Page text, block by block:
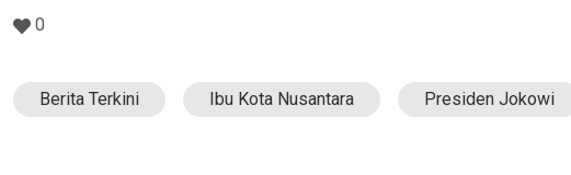
0
Berita Terkini Ibu Kota Nusantara Presiden Jokowi